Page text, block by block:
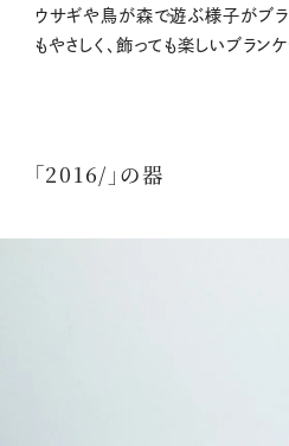
ウサギや鳥が森で遊ぶ様子がブラ
もやさしく、飾っても楽しいブランケ
「2016/」の器